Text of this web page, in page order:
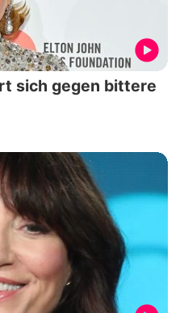
sich gegen bittere